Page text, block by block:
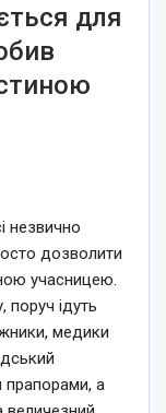
для
незвично
дозволити
учасницею.
ідуть
медики
прапорами, а